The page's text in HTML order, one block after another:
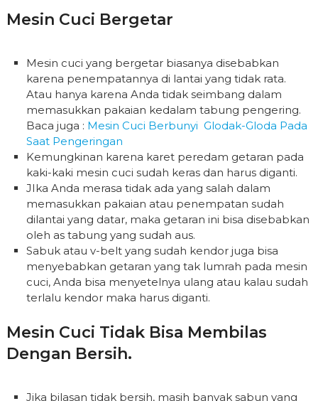
Mesin Cuci Bergetar
Mesin cuci yang bergetar biasanya disebabkan
karena penempatannya di lantai yang tidak rata.
Atau hanya karena Anda tidak seimbang dalam
memasukkan pakaian kedalam tabung pengering.
Baca juga : Mesin Cuci Berbunyi Glodak-Gloda Pada
Saat Pengeringan
Kemungkinan karena karet peredam getaran pada
kaki-kaki mesin cuci sudah keras dan harus diganti.
JIka Anda merasa tidak ada yang salah dalam
memasukkan pakaian atau penempatan sudah
dilantai yang datar, maka getaran ini bisa disebabkan
oleh as tabung yang sudah aus.
Sabuk atau v-belt yang sudah kendor juga bisa
menyebabkan getaran yang tak lumrah pada mesin
cuci, Anda bisa menyetelnya ulang atau kalau sudah
terlalu kendor maka harus diganti.
Mesin Cuci Tidak Bisa Membilas
Dengan Bersih.
Jika bilasan tidak bersih, masih banyak sabun yang